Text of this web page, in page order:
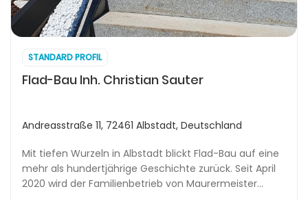
STANDARD PROFIL
Flad-Bau Inh. Christian Sauter
Andreasstraße 11, 72461 Albstadt, Deutschland
Mit tiefen Wurzeln in Albstadt blickt Flad-Bau auf eine
mehr als hundertjährige Geschichte zurück. Seit April
2020 wird der Familienbetrieb von Maurermeister